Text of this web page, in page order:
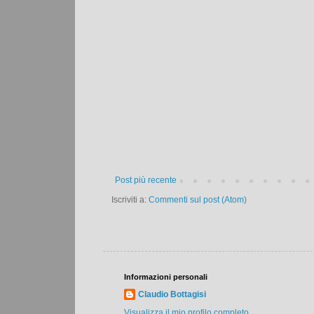
Post più recente
Iscriviti a: Commenti sul post (Atom)
Informazioni personali
Claudio Bottagisi